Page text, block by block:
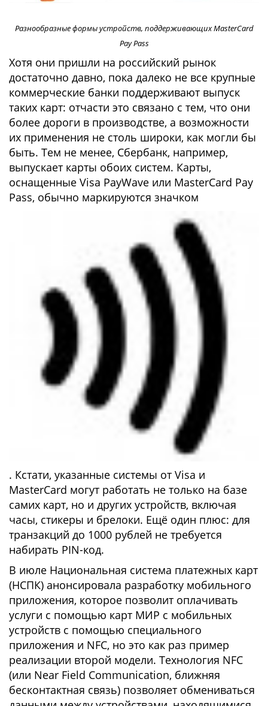
Разнообразные формы устройств, поддерживающих MasterCard
Pay Pass
Хотя они пришли на российский рынок
достаточно давно, пока далеко не все крупные
коммерческие банки поддерживают выпуск
таких карт: отчасти это связано с тем, что они
более дороги в производстве, а возможности
их применения не столь широки, как могли бы
быть. Тем не менее, Сбербанк, например,
выпускает карты обоих систем. Карты,
оснащенные Visa PayWave или MasterCard Pay
Pass, обычно маркируются значком
. Кстати, указанные системы от Visa и
MasterCard могут работать не только на базе
самих карт, но и других устройств, включая
часы, стикеры и брелоки. Ещё один плюс: для
транзакций до 1000 рублей не требуется
набирать PIN-код.
В июле Национальная система платежных карт
(НСПК) анонсировала разработку мобильного
приложения, которое позволит оплачивать
услуги с помощью карт МИР с мобильных
устройств с помощью специального
приложения и NFC, но это как раз пример
реализации второй модели. Технология NFC
(или Near Field Communication, ближняя
бесконтактная связь) позволяет обмениваться